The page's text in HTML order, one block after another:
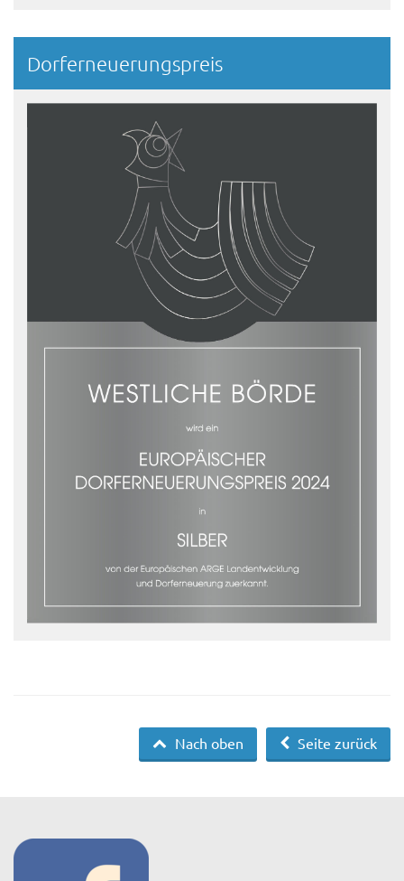
Dorferneuerungspreis
Seite zurück
Nach oben